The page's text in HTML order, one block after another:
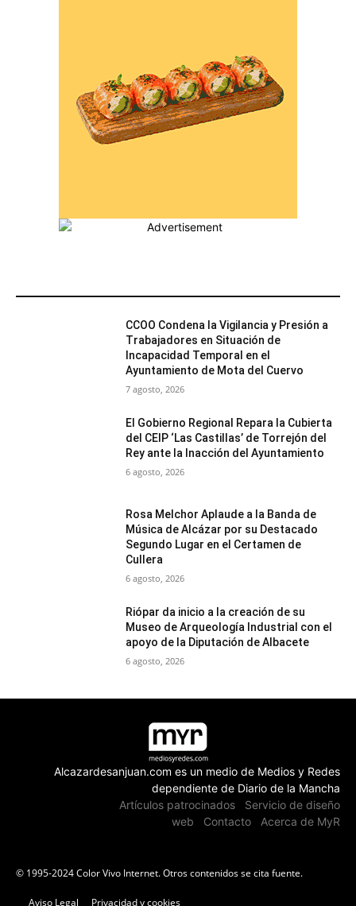
CCOO Condena la Vigilancia y Presión a
Trabajadores en Situación de
Incapacidad Temporal en el
Ayuntamiento de Mota del Cuervo
7 agosto, 2026
El Gobierno Regional Repara la Cubierta
del CEIP ‘Las Castillas’ de Torrejón del
Rey ante la Inacción del Ayuntamiento
6 agosto, 2026
Rosa Melchor Aplaude a la Banda de
Música de Alcázar por su Destacado
Segundo Lugar en el Certamen de
Cullera
6 agosto, 2026
Riópar da inicio a la creación de su
Museo de Arqueología Industrial con el
apoyo de la Diputación de Albacete
6 agosto, 2026
Alcazardesanjuan.com es un medio de Medios y Redes
dependiente de Diario de la Mancha
Artículos patrocinados
Servicio de diseño
web
Contacto Acerca de MyR
© 1995-2024 Color Vivo Internet. Otros contenidos se cita fuente.
Aviso Legal Privacidad y cookies